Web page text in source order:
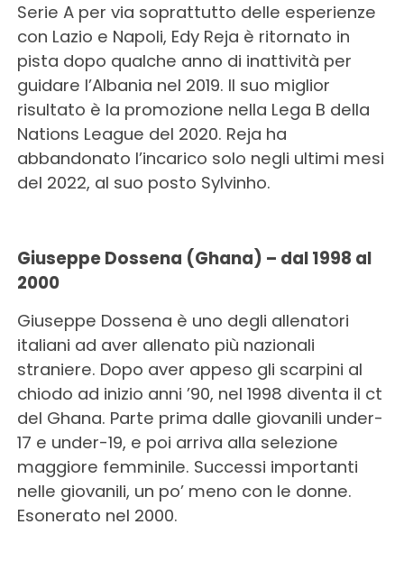
Serie A per via soprattutto delle esperienze
con Lazio e Napoli, Edy Reja è ritornato in
pista dopo qualche anno di inattività per
guidare l’Albania nel 2019. Il suo miglior
risultato è la promozione nella Lega B della
Nations League del 2020. Reja ha
abbandonato l’incarico solo negli ultimi mesi
del 2022, al suo posto Sylvinho.
Giuseppe Dossena (Ghana) – dal 1998 al
2000
Giuseppe Dossena è uno degli allenatori
italiani ad aver allenato più nazionali
straniere. Dopo aver appeso gli scarpini al
chiodo ad inizio anni ’90, nel 1998 diventa il ct
del Ghana. Parte prima dalle giovanili under-
17 e under-19, e poi arriva alla selezione
maggiore femminile. Successi importanti
nelle giovanili, un po’ meno con le donne.
Esonerato nel 2000.